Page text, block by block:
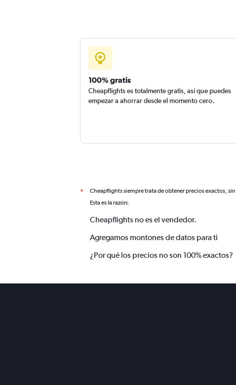
100% gratis
Cheapflights es totalmente gratis, así que puedes
empezar a ahorrar desde el momento cero.
* Cheapflights siempre trata de obtener precios exactos,
Esta es la razón:
Cheapflights no es el vendedor.
Agregamos montones de datos para ti
¿Por qué los precios no son 100% exactos?